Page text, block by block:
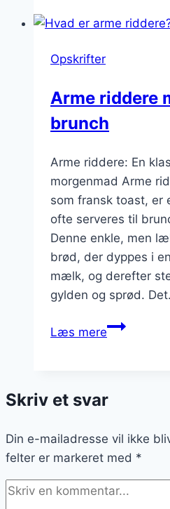
bær:
Opskrifter
Arme riddere
brunch
Arme riddere: En
morgenmad Arme
som fransk toast,
ofte serveres til
Denne enkle, men
brød, der dyppes i
mælk, og derefter
gylden og sprød.
Læs mereArme
til
Skriv et svar
Din e-mailadresse vil ikke
felter er markeret med *